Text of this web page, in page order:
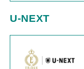
U-NEXT